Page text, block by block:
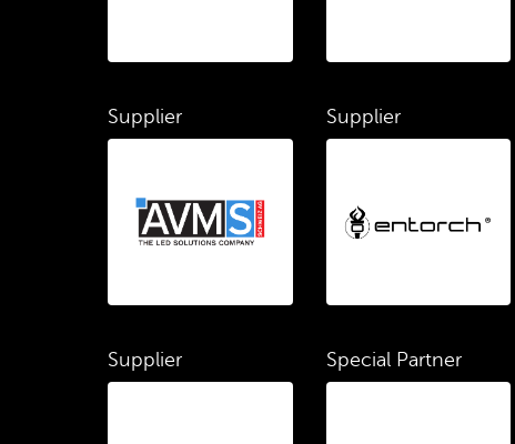
Supplier Supplier
Supplier Special Partner